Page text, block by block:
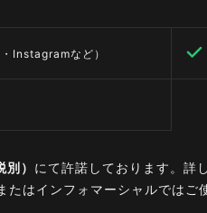
Instagramなど）
） にて許諾しております。詳
はインフォマーシャルではご